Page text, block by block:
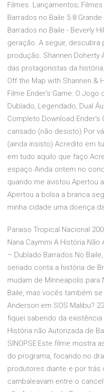
Filmes. Lançamentos;
Barrados no Baile 5.8
Barrados no Baile - Beverly
geração. A seguir,
produção. Shannen Doherty
das protagonistas da
Off the Map with Shannen &
Filme Ender's Game: O
Dublado, Legendado, Dual
Completo Download Ender's
cansado (não desisto) Por
(ainda insisto) Acredito em
em tudo aquilo que faço
espaço Ainda ontem no
quando me avistou Apertou
Apertou a bolsa a branca
minha cidade uma doença
Paraiso Tropical Nacional
Nana Caymmi A História
– Dublado Barrados No Baile,
seriado conta a história de
mudam de Minneapolis
Baile, mas vocês também
Anderson em SOS Malibu?
fiquei sabendo da
História não Autorizada de
SINOPSE:Este filme mostra
do programa, focando no
produtores diante e por trás
cambaleavam entre o